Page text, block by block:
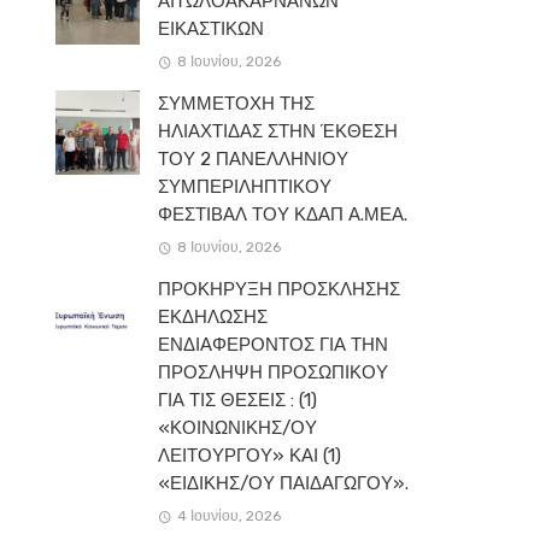
ΕΙΚΑΣΤΙΚΩΝ
8 Ιουνίου, 2026
ΣΥΜΜΕΤΟΧΗ ΤΗΣ
ΗΛΙΑΧΤΙΔΑΣ ΣΤΗΝ ΈΚΘΕΣΗ
ΤΟΥ 2 ΠΑΝΕΛΛΗΝΙΟΥ
ΣΥΜΠΕΡΙΛΗΠΤΙΚΟΥ
ΦΕΣΤΙΒΑΛ ΤΟΥ ΚΔΑΠ Α.ΜΕΑ.
8 Ιουνίου, 2026
ΠΡΟΚΗΡΥΞΗ ΠΡΟΣΚΛΗΣΗΣ
ΕΚΔΗΛΩΣΗΣ
ΕΝΔΙΑΦΕΡΟΝΤΟΣ ΓΙΑ ΤΗΝ
ΠΡΟΣΛΗΨΗ ΠΡΟΣΩΠΙΚΟΥ
ΓΙΑ ΤΙΣ ΘΕΣΕΙΣ : (1)
«ΚΟΙΝΩΝΙΚΗΣ/ΟΥ
ΛΕΙΤΟΥΡΓΟΥ» ΚΑΙ (1)
«ΕΙΔΙΚΗΣ/ΟΥ ΠΑΙΔΑΓΩΓΟΥ».
4 Ιουνίου, 2026